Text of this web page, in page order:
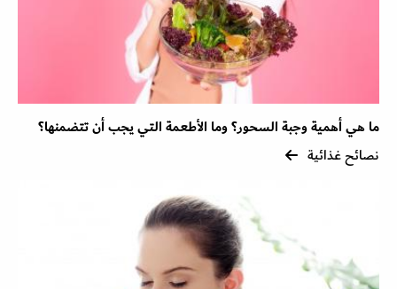
ما هي أهمية وجبة السحور؟ وما الأطعمة التي يجب أن تتضمنها؟
نصائح غذائية